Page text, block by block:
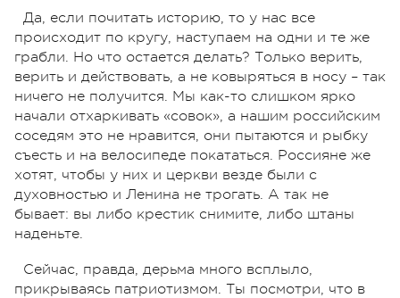
Да, если почитать историю, то у нас все
происходит по кругу, наступаем на одни и те же
грабли. Но что остается делать? Только верить,
верить и действовать, а не ковыряться в носу – так
ничего не получится. Мы как-то слишком ярко
начали отхаркивать «совок», а нашим российским
соседям это не нравится, они пытаются и рыбку
съесть и на велосипеде покататься. Россияне же
хотят, чтобы у них и церкви везде были с
духовностью и Ленина не трогать. А так не
бывает: вы либо крестик снимите, либо штаны
наденьте.
Сейчас, правда, дерьма много всплыло,
прикрываясь патриотизмом. Ты посмотри, что в